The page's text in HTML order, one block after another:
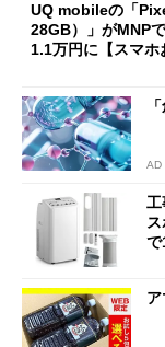
UQ mobileの「
28GB）」がMNP
1.1万円に【スマホ
AD
工
で